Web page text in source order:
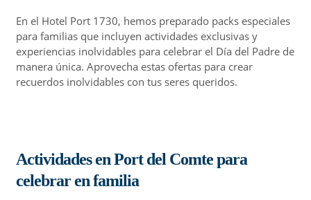
En el Hotel Port 1730, hemos preparado packs especiales
para familias que incluyen actividades exclusivas y
experiencias inolvidables para celebrar el Día del Padre de
manera única. Aprovecha estas ofertas para crear
recuerdos inolvidables con tus seres queridos.
Actividades en Port del Comte para
celebrar en familia